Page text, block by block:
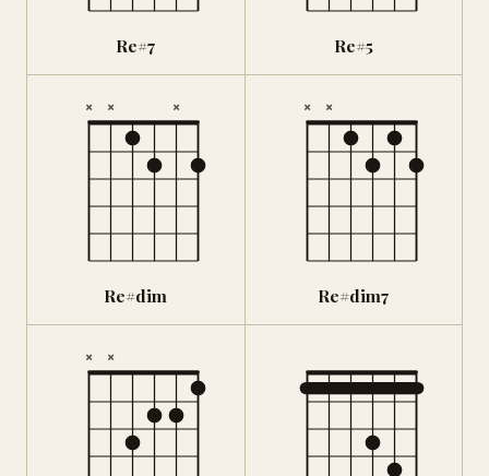
Re#7 Re#5
× × ×
Re#dim
× ×
Re#dim7
× ×